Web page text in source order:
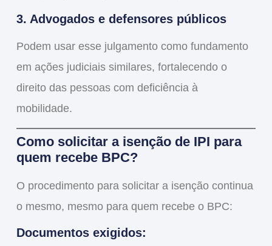
3. Advogados e defensores públicos
Podem usar esse julgamento como fundamento
em ações judiciais similares, fortalecendo o
direito das pessoas com deficiência à
mobilidade.
Como solicitar a isenção de IPI para
quem recebe BPC?
O procedimento para solicitar a isenção continua
o mesmo, mesmo para quem recebe o BPC:
Documentos exigidos: